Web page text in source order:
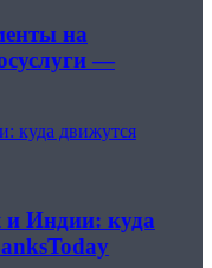
на
—
куда движутся
и Индии: куда